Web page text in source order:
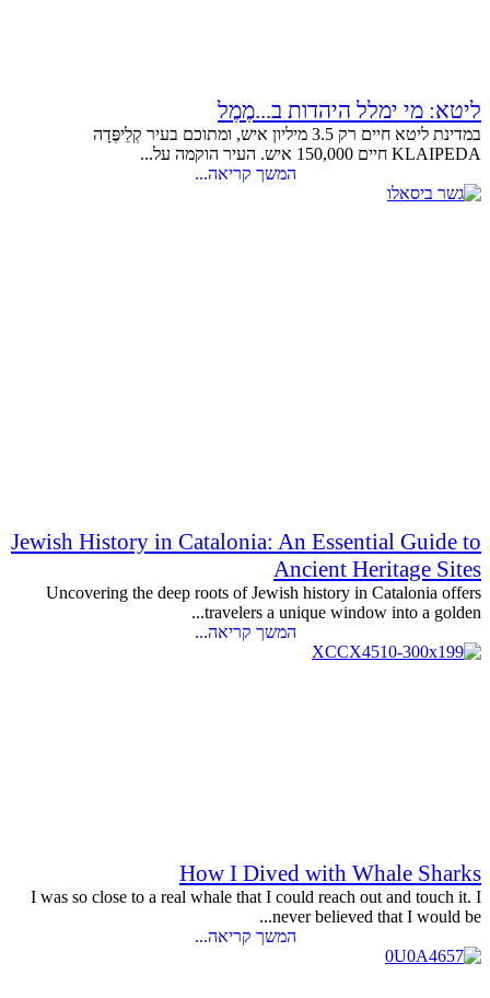
ליטא: מי ימלל היהדות ב...מֶמֶל
במדינת ליטא חיים רק 3.5 מיליון איש, ומתוכם בעיר קְלֵיפֶּדָה
KLAIPEDA חיים 150,000 איש. העיר הוקמה על...
המשך קריאה...
Jewish History in Catalonia: An Essential Guide to
Ancient Heritage Sites
Uncovering the deep roots of Jewish history in Catalonia offers
travelers a unique window into a golden...
המשך קריאה...
How I Dived with Whale Sharks
I was so close to a real whale that I could reach out and touch it. I
never believed that I would be...
המשך קריאה...